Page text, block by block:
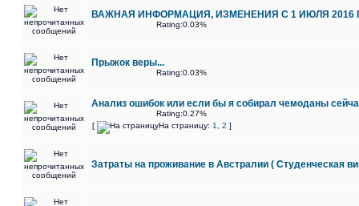
ВАЖНАЯ ИНФОРМАЦИЯ, ИЗМЕНЕНИЯ С 1 ИЮЛЯ 2016
Rating:0.03%
Прыжок веры...
Rating:0.03%
Анализ ошибок или если бы я собирал чемоданы
Rating:0.27%
[
На страницу: 1 2 ]
Затраты на проживание в Австралии ( Студенческая